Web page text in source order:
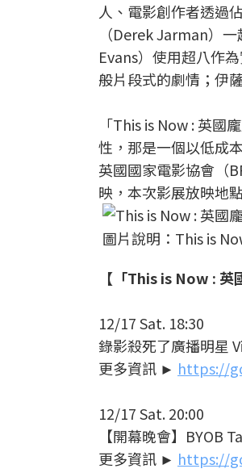
人、電影創作者透過
（Derek Jarman）
Evans）使用超八作
般片段式的劇情；伊
「This is Now : 英
性，那是一個以低成
英國國家電影協會（
映，本次影展放映地
圖片說明：This is
【「This is Now : 英
12/17 Sat. 18:30
錄影殺死了廣播明星
更多資訊 ► https://
12/17 Sat. 20:00
【開幕晚會】BYOB
更多資訊 ► https://